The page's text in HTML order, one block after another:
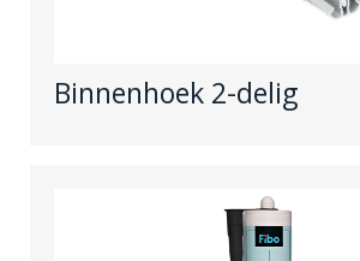
Binnenhoek 2-delig